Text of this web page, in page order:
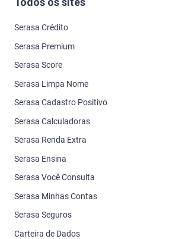
Serasa Crédito
Serasa Premium
Serasa Score
Serasa Limpa Nome
Serasa Cadastro Positivo
Serasa Calculadoras
Serasa Renda Extra
Serasa Ensina
Serasa Você Consulta
Serasa Minhas Contas
Serasa Seguros
Carteira de Dados